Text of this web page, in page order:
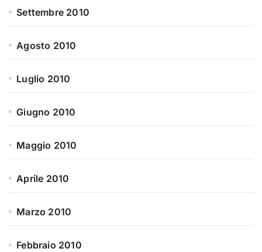
Settembre 2010
Agosto 2010
Luglio 2010
Giugno 2010
Maggio 2010
Aprile 2010
Marzo 2010
Febbraio 2010